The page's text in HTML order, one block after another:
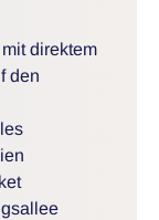
direktem
den